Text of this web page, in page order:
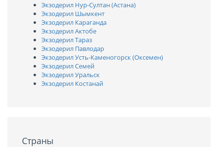
Экзодерил Нур-Султан (Астана)
Экзодерил Шымкент
Экзодерил Караганда
Экзодерил Актобе
Экзодерил Тараз
Экзодерил Павлодар
Экзодерил Усть-Каменогорск (Оксемен)
Экзодерил Семей
Экзодерил Уральск
Экзодерил Костанай
Страны